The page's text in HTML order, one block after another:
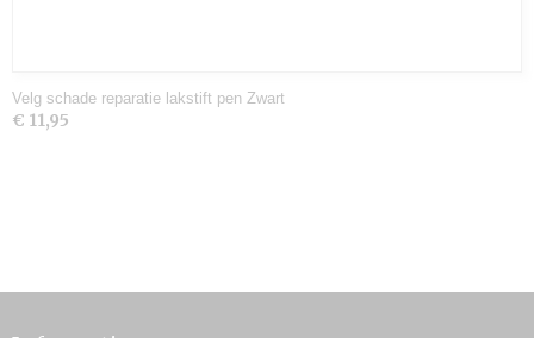
Velg schade reparatie lakstift pen Zwart
€ 11,95